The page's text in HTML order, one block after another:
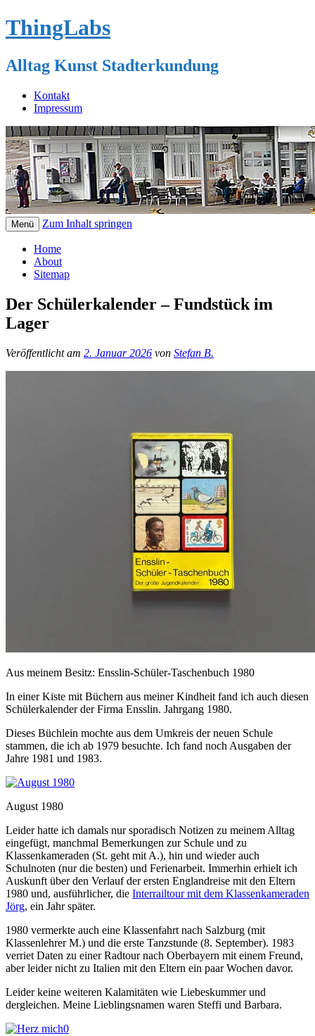
ThingLabs
Alltag Kunst Stadterkundung
Kontakt
Impressum
Menü Zum Inhalt springen
Home
About
Sitemap
Der Schülerkalender – Fundstück im
Lager
Veröffentlicht am 2. Januar 2026 von Stefan B.
Aus meinem Besitz: Ensslin-Schüler-Taschenbuch 1980
In einer Kiste mit Büchern aus meiner Kindheit fand ich auch diesen
Schülerkalender der Firma Ensslin. Jahrgang 1980.
Dieses Büchlein mochte aus dem Umkreis der neuen Schule
stammen, die ich ab 1979 besuchte. Ich fand noch Ausgaben der
Jahre 1981 und 1983.
August 1980
Leider hatte ich damals nur sporadisch Notizen zu meinem Alltag
eingefügt, manchmal Bemerkungen zur Schule und zu
Klassenkameraden (St. geht mit A.), hin und wieder auch
Schulnoten (nur die besten) und Ferienarbeit. Immerhin erhielt ich
Auskunft über den Verlauf der ersten Englandreise mit den Eltern
1980 und, ausführlicher, die Interrailtour mit dem Klassenkameraden
Jörg, ein Jahr später.
1980 vermerkte auch eine Klassenfahrt nach Salzburg (mit
Klassenlehrer M.) und die erste Tanzstunde (8. September). 1983
verriet Daten zu einer Radtour nach Oberbayern mit einem Freund,
aber leider nicht zu Italien mit den Eltern ein paar Wochen davor.
Leider keine weiteren Kalamitäten wie Liebeskummer und
dergleichen. Meine Lieblingsnamen waren Steffi und Barbara.
0